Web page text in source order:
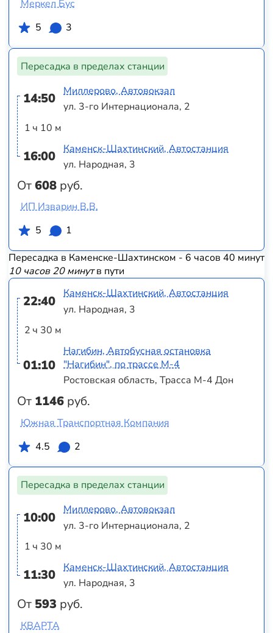
Меркел Бус
5
3
Пересадка в пределах станции
14:50
1 ч 10 м
16:00
От608 руб.
Миллерово, Автовокзал
ул. 3-го Интернационала, 2
Каменск-Шахтинский, Автостанция
ул. Народная, 3
ИП Изварин В.В.
5
1
Пересадка в Каменске-Шахтинском - 6 часов 40 минут
10 часов 20 минутв пути
22:40
2 ч 30 м
01:10
От 1146 руб.
Каменск-Шахтинский, Автостанция
ул. Народная, 3
Нагибин, Автобусная остановка
"Нагибин", по трассе М-4
Ростовская область, Трасса М-4 Дон
Южная Транспортная Компания
4.5
2
Пересадка в пределах станции
10:00
1 ч 30 м
11:30
От 593 руб.
Миллерово, Автовокзал
ул. 3-го Интернационала, 2
Каменск-Шахтинский, Автостанция
ул. Народная, 3
КВАРТА